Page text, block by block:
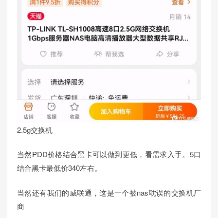
2.5g交换机
当然PDD价格结合黑卡可以做到更低，看需求入手。5口
结合黑卡最低价340左右。
当然还有我们的威联通，这是一个被nas耽误的交换机厂
商